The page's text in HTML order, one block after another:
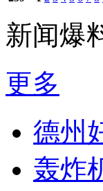
新闻爆
更多
德州
轰炸